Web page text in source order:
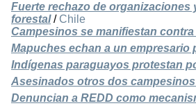
Fuerte rechazo de
forestal/ Chile
Campesinos se manifiestan
Mapuches echan a un empresario
Indígenas paraguayos protestan
Asesinados otros dos campesinos
Denuncian a REDD como